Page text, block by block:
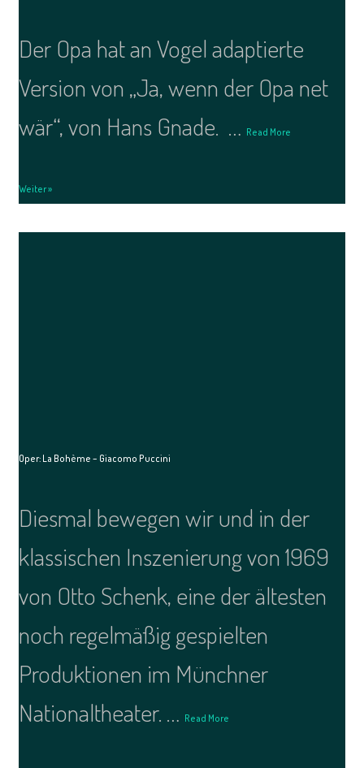
Der Opa hat an Vogel adaptierte
Version von „Ja, wenn der Opa net
wär“, von Hans Gnade. … Read More
Weiter »
Oper: La Bohème – Giacomo Puccini
Diesmal bewegen wir und in der
klassischen Inszenierung von 1969
von Otto Schenk, eine der ältesten
noch regelmäßig gespielten
Produktionen im Münchner
Nationaltheater. … Read More